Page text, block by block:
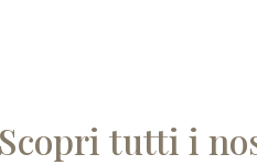
Scopri tutti i